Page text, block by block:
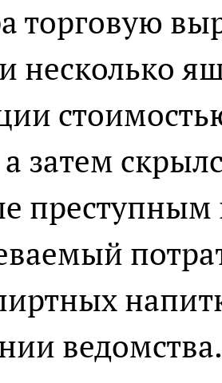
торговую
несколько
затем
преступным
ведомства.